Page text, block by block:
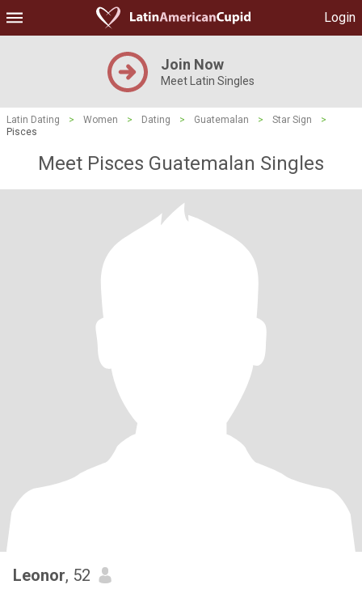
Login
Join Now
Meet Latin Singles
Latin Dating > Women > Dating > Guatemalan > Star Sign
>
Pisces
Meet Pisces Guatemalan Singles
Leonor, 52